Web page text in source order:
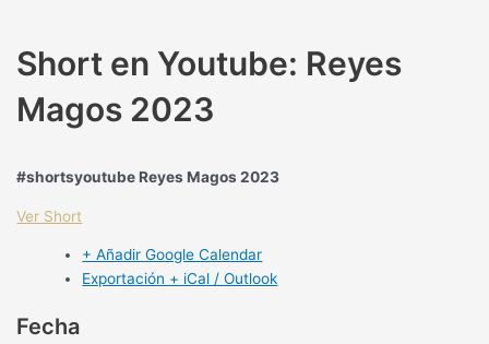
Short en Youtube: Reyes
Magos 2023
#shortsyoutube Reyes Magos 2023
Ver Short
+ Añadir Google Calendar
Exportación + iCal / Outlook
Fecha